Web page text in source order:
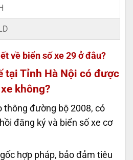
về biển số xe 29 ở đâu?
tại Tỉnh Hà Nội có được
không?
thông đường bộ 2008, có
đăng ký và biển số xe cơ
hợp pháp, bảo đảm tiêu